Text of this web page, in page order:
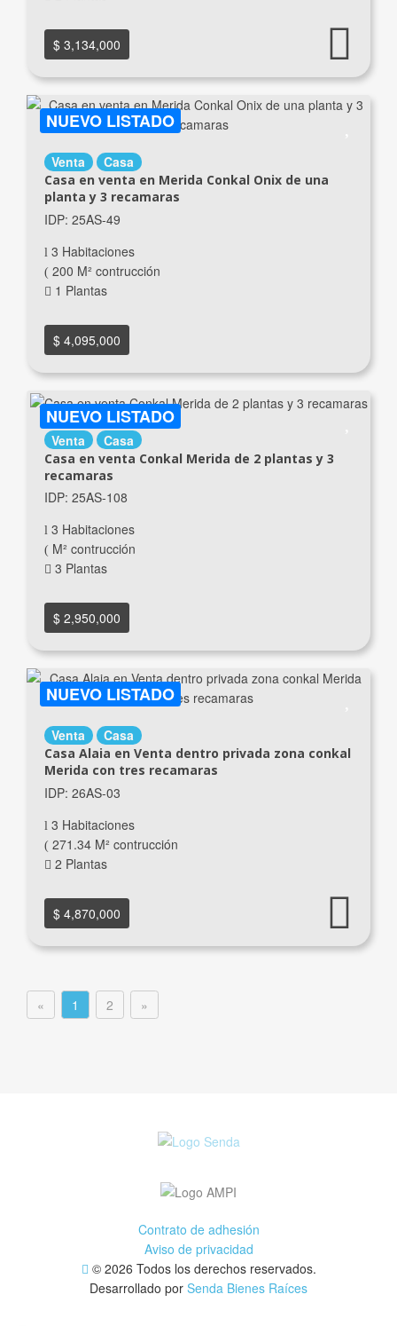
$ 3,134,000
NUEVO LISTADO
Venta Casa
Casa en venta en Merida Conkal Onix de una
planta y 3 recamaras
IDP: 25AS-49
3 Habitaciones
200 M² contrucción
1 Plantas
$ 4,095,000
NUEVO LISTADO
Venta Casa
Casa en venta Conkal Merida de 2 plantas y 3
recamaras
IDP: 25AS-108
3 Habitaciones
M² contrucción
3 Plantas
$ 2,950,000
NUEVO LISTADO
Venta Casa
Casa Alaia en Venta dentro privada zona conkal
Merida con tres recamaras
IDP: 26AS-03
3 Habitaciones
271.34 M² contrucción
2 Plantas
$ 4,870,000
« 1 2 »
Contrato de adhesión
Aviso de privacidad
© 2026 Todos los derechos reservados.
Desarrollado por Senda Bienes Raíces